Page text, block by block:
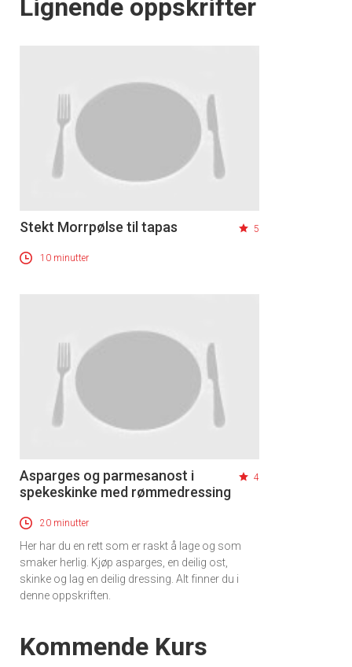
Lignende oppskrifter
Stekt Morrpølse til tapas 5
10 minutter
Asparges og parmesanost i
spekeskinke med rømmedressing
4
20 minutter
Her har du en rett som er raskt å lage og som
smaker herlig. Kjøp asparges, en deilig ost,
skinke og lag en deilig dressing. Alt finner du i
denne oppskriften.
Events
Kommende Kurs